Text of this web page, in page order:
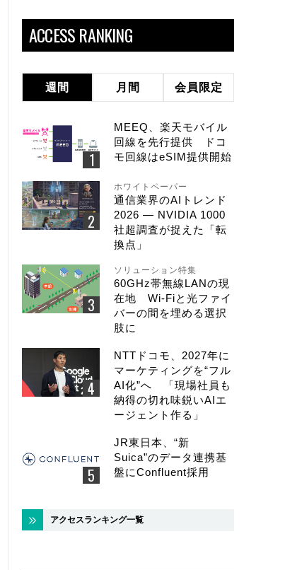
ACCESS RANKING
週間 月間 会員限定
MEEQ、楽天モバイル
回線を先行提供 ドコ
モ回線はeSIM提供開始
ホワイトペーパー
通信業界のAIトレンド
2026 ― NVIDIA 1000
社超調査が捉えた「転
換点」
ソリューション特集
60GHz帯無線LANの現
在地 Wi-Fiと光ファイ
バーの間を埋める選択
肢に
NTTドコモ、2027年に
マーケティングを“フル
AI化”へ 「現場社員も
納得の切れ味鋭いAIエ
ージェント作る」
JR東日本、“新
Suica”のデータ連携基
盤にConfluent採用
アクセスランキング一覧